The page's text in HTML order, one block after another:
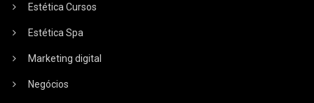
Estética Cursos
Estética Spa
Marketing digital
Negócios